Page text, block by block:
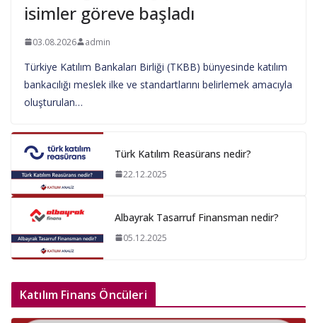
isimler göreve başladı
03.08.2026 admin
Türkiye Katılım Bankaları Birliği (TKBB) bünyesinde katılım
bankacılığı meslek ilke ve standartlarını belirlemek amacıyla
oluşturulan…
Türk Katılım Reasürans nedir?
22.12.2025
Albayrak Tasarruf Finansman nedir?
05.12.2025
Katılım Finans Öncüleri